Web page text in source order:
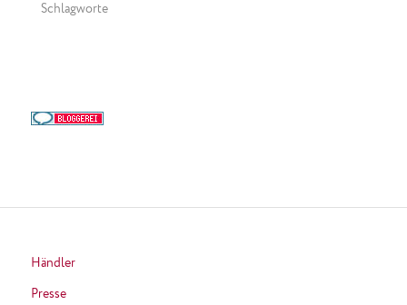
Schlagworte
Händler
Presse